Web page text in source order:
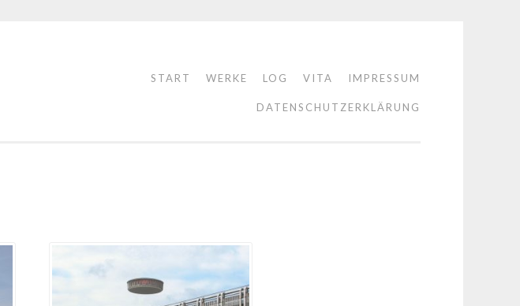
START WERKE LOG VITA IMPRESSUM
DATENSCHUTZERKLÄRUNG